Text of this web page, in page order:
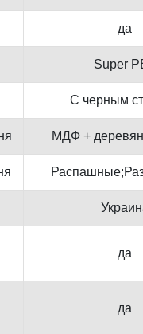
да
Super
С черным
МДФ +
да
да